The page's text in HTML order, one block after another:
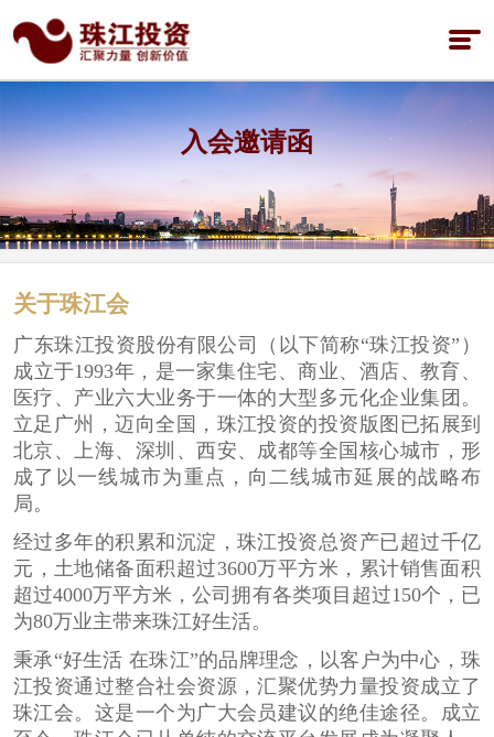
入会邀请函
关于珠江会
广东珠江投资股份有限公司（以下简称“珠江投资”）
成立于1993年，是一家集住宅、商业、酒店、教育、
医疗、产业六大业务于一体的大型多元化企业集团。
立足广州，迈向全国，珠江投资的投资版图已拓展到
北京、上海、深圳、西安、成都等全国核心城市，形
成了以一线城市为重点，向二线城市延展的战略布
局。
经过多年的积累和沉淀，珠江投资总资产已超过千亿
元，土地储备面积超过3600万平方米，累计销售面积
超过4000万平方米，公司拥有各类项目超过150个，已
为80万业主带来珠江好生活。
秉承“好生活 在珠江”的品牌理念，以客户为中心，珠
江投资通过整合社会资源，汇聚优势力量投资成立了
珠江会。这是一个为广大会员建议的绝佳途径。成立